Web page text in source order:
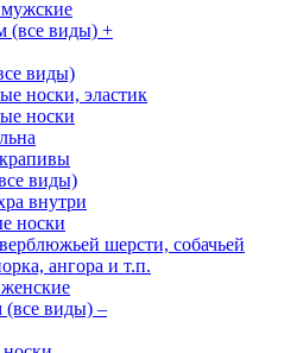
(все виды) +
виды)
носки, эластик
носки
виды)
внутри
носки
шерсти, собачьей
ангора и т.п.
(все виды) –